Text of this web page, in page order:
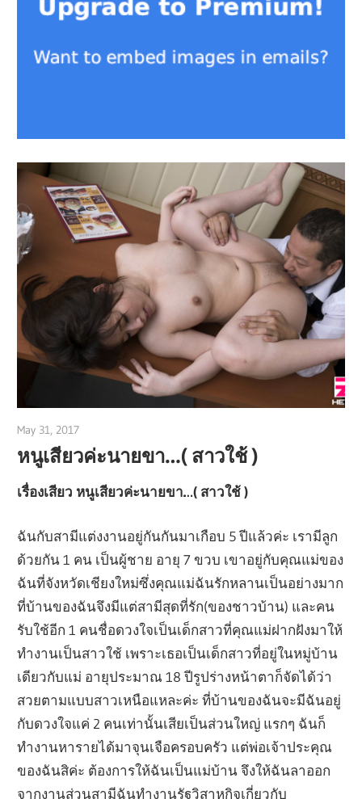
May 31, 2017
หนูเสียวค่ะนายขา…( สาวใช้ )
เรื่องเสียว หนูเสียวค่ะนายขา…( สาวใช้ )
ฉันกับสามีแต่งงานอยู่กันกันมาเกือบ 5 ปีแล้วค่ะ เรามีลูก
ด้วยกัน 1 คน เป็นผู้ชาย อายุ 7 ขวบ เขาอยู่กับคุณแม่ของ
ฉันที่จังหวัดเชียงใหม่ซึ่งคุณแม่ฉันรักหลานเป็นอย่างมาก
ที่บ้านของฉันจึงมีแต่สามีสุดที่รัก(ของชาวบ้าน) และคน
รับใช้อีก 1 คนชื่อดวงใจเป็นเด็กสาวที่คุณแม่ฝากฝังมาให้
ทำงานเป็นสาวใช้ เพราะเธอเป็นเด็กสาวที่อยู่ในหมู่บ้าน
เดียวกับแม่ อายุประมาณ 18 ปีรูปร่างหน้าตาก็จัดได้ว่า
สวยตามแบบสาวเหนือแหละค่ะ ที่บ้านของฉันจะมีฉันอยู่
กับดวงใจแค่ 2 คนเท่านั้นเสียเป็นส่วนใหญ่ แรกๆ ฉันก็
ทำงานหารายได้มาจุนเจือครอบครัว แต่พ่อเจ้าประคุณ
ของฉันสิค่ะ ต้องการให้ฉันเป็นแม่บ้าน จึงให้ฉันลาออก
จากงานส่วนสามีฉันทำงานรัฐวิสาหกิจเกี่ยวกับ